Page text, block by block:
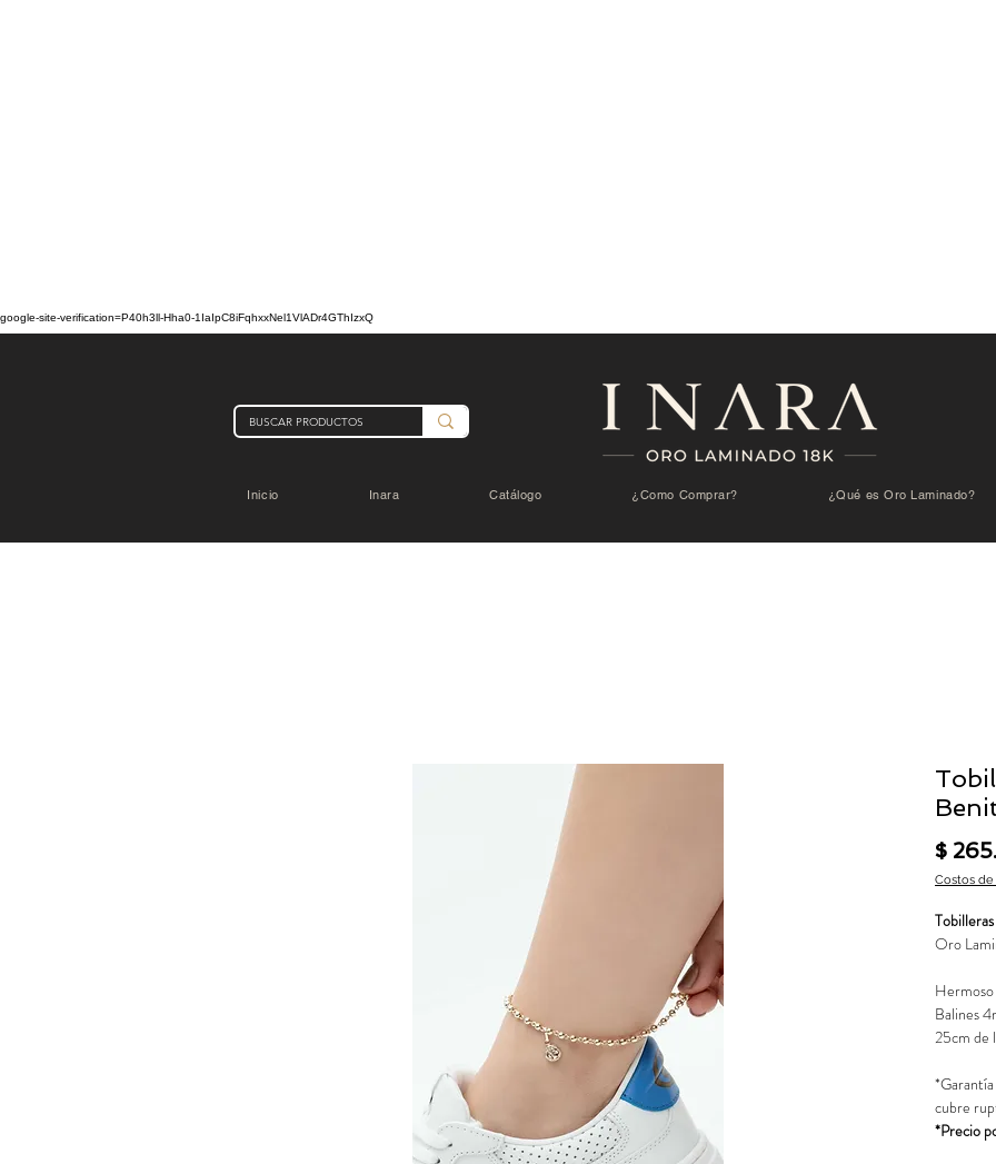
google-site-verification=P40h3ll-Hha0-1IaIpC8iFqhxxNel1VlADr4GThIzxQ
Inicio Inara Catálogo ¿Como Comprar? ¿Qué es Oro Laminado?
$
Costos de
Oro
Hermoso
Balines
25cm de
cubre
*Precio